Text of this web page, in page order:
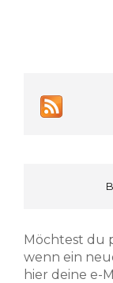
Möchtest du
wenn ein
hier deine e-